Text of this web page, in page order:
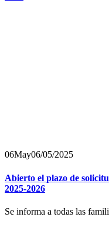
06May06/05/2025
Abierto el plazo de
2025-2026
Se informa a todas las